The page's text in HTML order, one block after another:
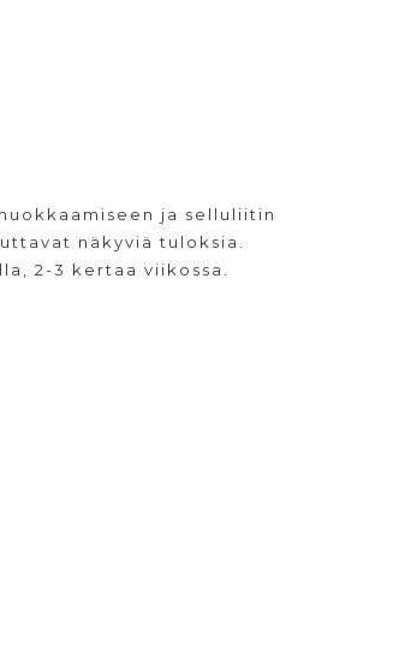
ja selluliitin
näkyviä tuloksia.
2-3 kertaa viikossa.